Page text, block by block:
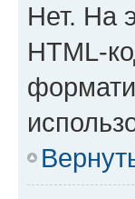
Нет. На
HTML-